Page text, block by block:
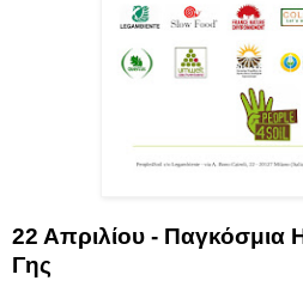
22 Απριλίου - Παγκόσμια
Γης